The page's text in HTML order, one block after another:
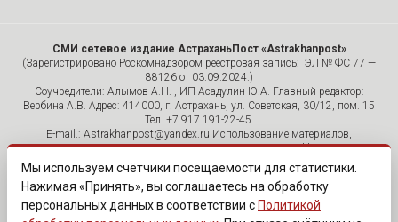
СМИ сетевое издание АстраханьПост «Astrakhanpost»
(Зарегистрировано Роскомнадзором реестровая запись: ЭЛ № ФС 77 —
88126 от 03.09.2024.)
Соучредители: Алымов А.Н. , ИП Асадулин Ю.А. Главный редактор:
Вербина А.В. Адрес: 414000, г. Астрахань, ул. Советская, 30/12, пом. 15
Тел. +7 917 191-22-45.
E-mail.: Astrakhanpost@yandex.ru Использование материалов,
размещенных на страницах сетевого издания «Astrakhanpost»,
допускается исключительно с указанием источника и публикацией
активной гиперссылки на портал Astrakhanpost.ru. Комментарии
читателей сайта размещаются без предварительного редактирования.
Редакция оставляет за собой право удалить их с сайта или
отредактировать, если указанные сообщения нарушают законы РФ.
Мы используем счётчики посещаемости для статистики.
Нажимая «Принять», вы соглашаетесь на обработку
персональных данных в соответствии с Политикой